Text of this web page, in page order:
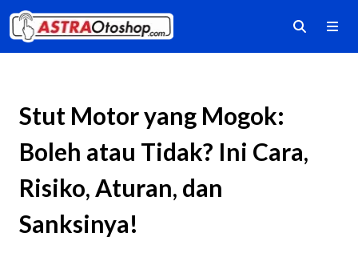
Stut Motor yang Mogok:
Boleh atau Tidak? Ini Cara,
Risiko, Aturan, dan
Sanksinya!